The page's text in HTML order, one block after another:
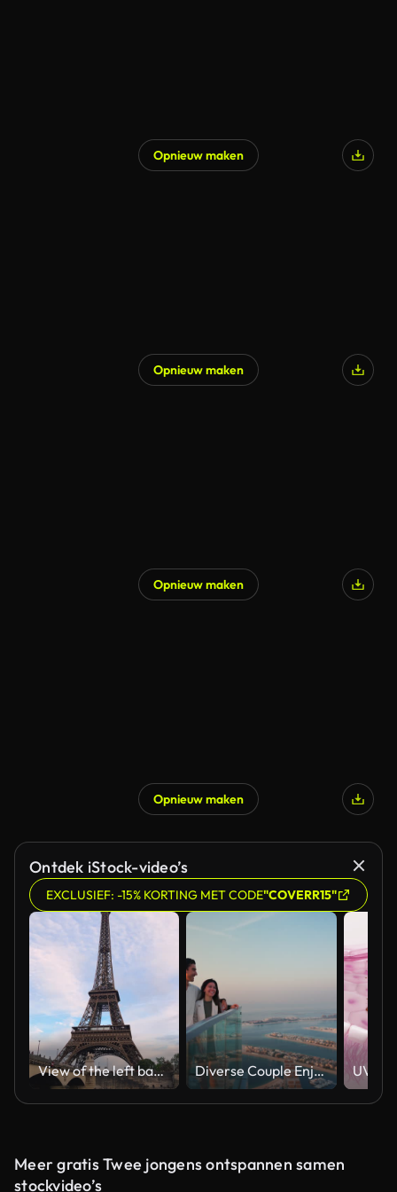
Opnieuw maken
Opnieuw maken
Opnieuw maken
Opnieuw maken
Ontdek iStock-video’s
EXCLUSIEF: -15% KORTING MET CODE"COVERR15"
View of the left bank of the Seine River, the Eiffel Tower, boats sailing on the river, the Quai Jacques-Chirac embankment and Pont d'Iena, Jena Bridge spanning the River Seine of Paris, France. Diverse Couple Enjoying Sunset Views from High Rise Sky Deck Overlooking Palm Jumeirah
Meer gratis Twee jongens ontspannen samen
stockvideo’s